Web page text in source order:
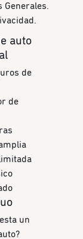
Generales.
auto
de
de
un